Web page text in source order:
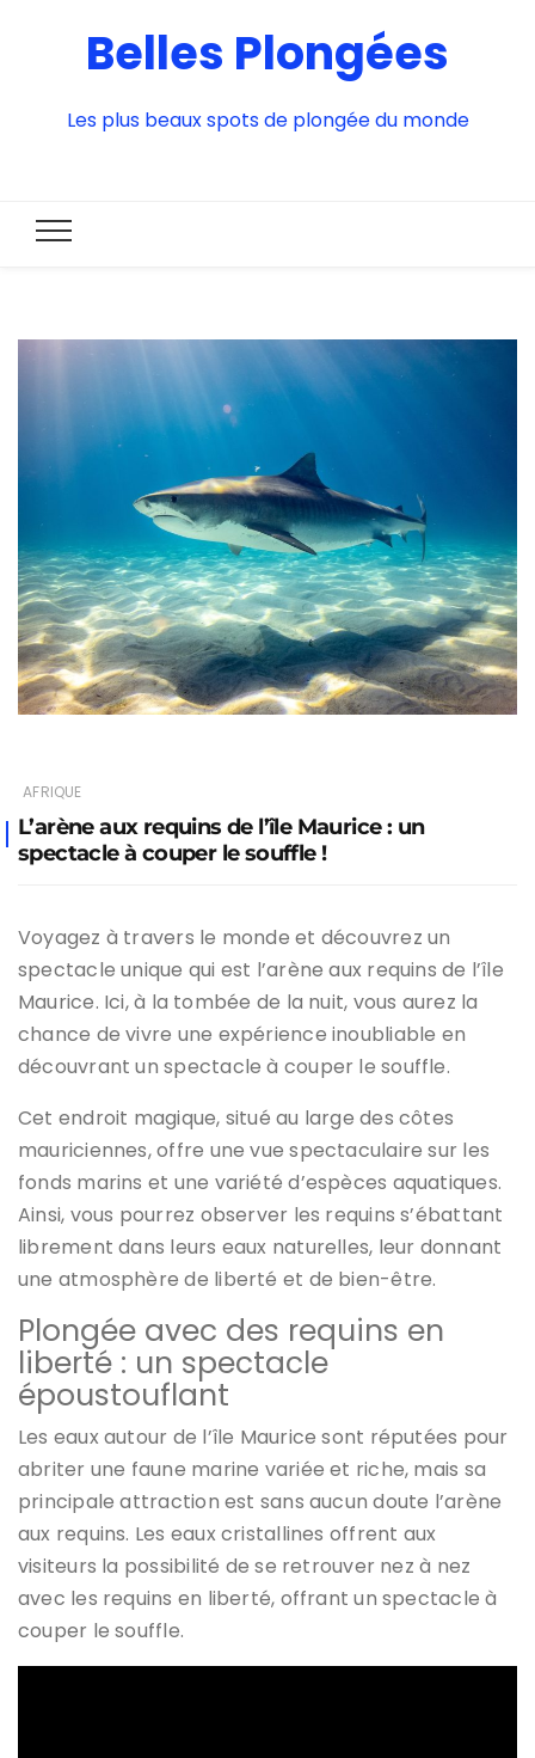
Belles Plongées
Les plus beaux spots de plongée du monde
AFRIQUE
L’arène aux requins de l’île Maurice : un
spectacle à couper le souffle !
Voyagez à travers le monde et découvrez un
spectacle unique qui est l’arène aux requins de l’île
Maurice. Ici, à la tombée de la nuit, vous aurez la
chance de vivre une expérience inoubliable en
découvrant un spectacle à couper le souffle.
Cet endroit magique, situé au large des côtes
mauriciennes, offre une vue spectaculaire sur les
fonds marins et une variété d’espèces aquatiques.
Ainsi, vous pourrez observer les requins s’ébattant
librement dans leurs eaux naturelles, leur donnant
une atmosphère de liberté et de bien-être.
Plongée avec des requins en
liberté : un spectacle
époustouflant
Les eaux autour de l’île Maurice sont réputées pour
abriter une faune marine variée et riche, mais sa
principale attraction est sans aucun doute l’arène
aux requins. Les eaux cristallines offrent aux
visiteurs la possibilité de se retrouver nez à nez
avec les requins en liberté, offrant un spectacle à
couper le souffle.